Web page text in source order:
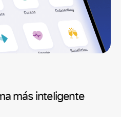
más inteligente